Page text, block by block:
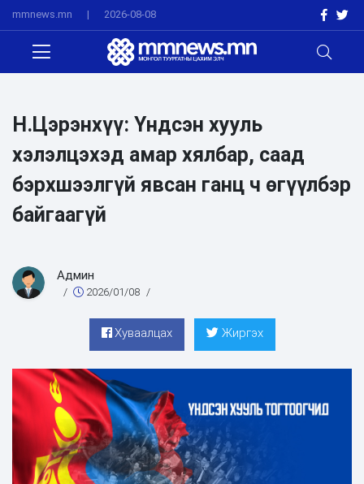
mmnews.mn | 2026-08-08
Н.Цэрэнхүү: Үндсэн хууль
хэлэлцэхэд амар хялбар, саад
бэрхшээлгүй явсан ганц ч өгүүлбэр
байгаагүй
Админ
/ 2026/01/08 /
Хуваалцах Жиргэх